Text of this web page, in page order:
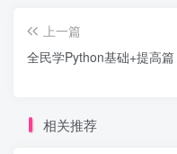
上一篇
全民学Python基础+提高篇
相关推荐